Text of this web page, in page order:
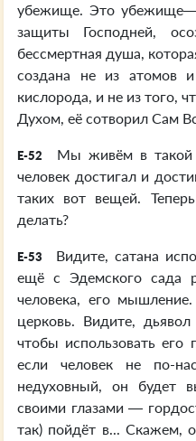
убежище. Это убежище—
защиты Господней,
бессмертная душа,
создана не из атомов
кислорода, и не из того,
Духом, её сотворил Сам
E-52
Мы живём в такой
человек достигал и
таких вот вещей.
делать?
E-53
Видите, сатана
ещё с Эдемского сада
человека, его
церковь. Видите,
чтобы использовать его
если человек не по-
недуховный, он будет
своими глазами —
так) пойдёт в... Скажем,